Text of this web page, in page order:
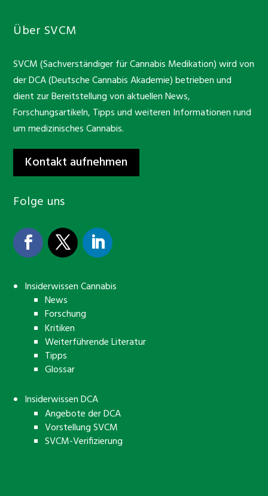
Über SVCM
SVCM (Sachverständiger für Cannabis Medikation) wird von
der DCA (Deutsche Cannabis Akademie) betrieben und
dient zur Bereitstellung von aktuellen News,
Forschungsartikeln, Tipps und weiteren Informationen rund
um medizinisches Cannabis.
Kontakt aufnehmen
Folge uns
Insiderwissen Cannabis
News
Forschung
Kritiken
Weiterführende Literatur
Tipps
Glossar
Insiderwissen DCA
Angebote der DCA
Vorstellung SVCM
SVCM-Verifizierung